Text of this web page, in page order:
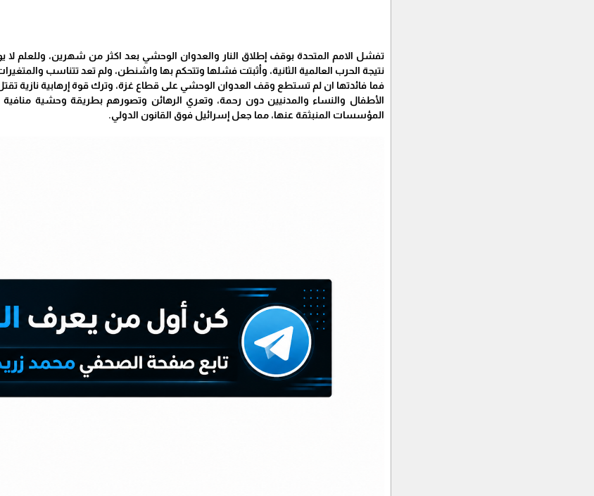
‏تفشل الامم المتحدة بوقف إطلاق النار والعدوان الوحشي بعد اكثر من شهرين، وللعلم
نتيجة الحرب العالمية الثانية، وأثبتت فشلها وتتحكم بها واشنطن، ولم تعد تتناسب
فما فائدتها ان لم تستطع وقف العدوان الوحشي على قطاع غزة، وترك قوة إرهابية
الأطفال والنساء والمدنيين دون رحمة، وتعري الرهائن وتصورهم بطريقة وحشية منافية
المؤسسات المنبثقة عنها، مما جعل إسرائيل فوق القانون الدولي.